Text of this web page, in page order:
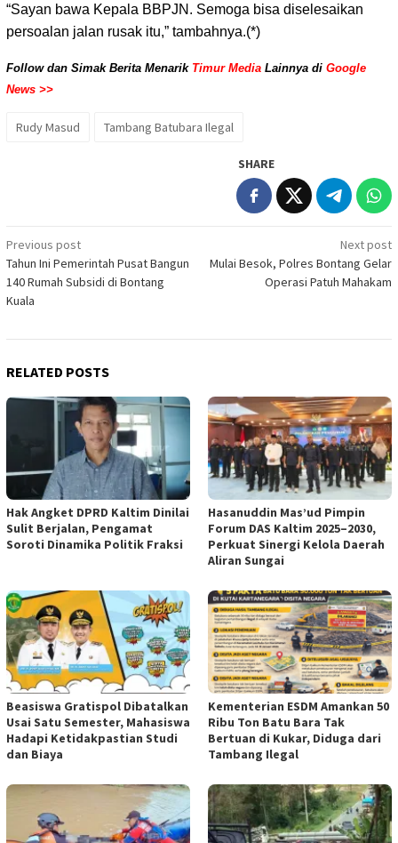
“Sayan bawa Kepala BBPJN. Semoga bisa diselesaikan
persoalan jalan rusak itu,” tambahnya.(*)
Follow dan Simak Berita Menarik Timur Media Lainnya di Google
News >>
Rudy Masud Tambang Batubara Ilegal
SHARE
Post
navigation
Previous post
Tahun Ini Pemerintah Pusat Bangun
140 Rumah Subsidi di Bontang
Kuala
Next post
Mulai Besok, Polres Bontang Gelar
Operasi Patuh Mahakam
RELATED POSTS
Hak Angket DPRD Kaltim Dinilai
Sulit Berjalan, Pengamat
Soroti Dinamika Politik Fraksi
Hasanuddin Mas’ud Pimpin
Forum DAS Kaltim 2025–2030,
Perkuat Sinergi Kelola Daerah
Aliran Sungai
Beasiswa Gratispol Dibatalkan
Usai Satu Semester, Mahasiswa
Hadapi Ketidakpastian Studi
dan Biaya
Kementerian ESDM Amankan 50
Ribu Ton Batu Bara Tak
Bertuan di Kukar, Diduga dari
Tambang Ilegal